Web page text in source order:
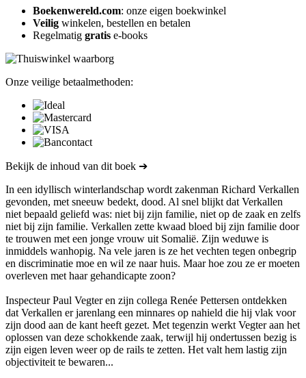
Boekenwereld.com: onze eigen boekwinkel
Veilig winkelen, bestellen en betalen
Regelmatig gratis e-books
Onze veilige betaalmethoden:
Bekijk de inhoud van dit boek ➔
In een idyllisch winterlandschap wordt zakenman Richard Verkallen
gevonden, met sneeuw bedekt, dood. Al snel blijkt dat Verkallen
niet bepaald geliefd was: niet bij zijn familie, niet op de zaak en zelfs
niet bij zijn familie. Verkallen zette kwaad bloed bij zijn familie door
te trouwen met een jonge vrouw uit Somalië. Zijn weduwe is
inmiddels wanhopig. Na vele jaren is ze het vechten tegen onbegrip
en discriminatie moe en wil ze naar huis. Maar hoe zou ze er moeten
overleven met haar gehandicapte zoon?
Inspecteur Paul Vegter en zijn collega Renée Pettersen ontdekken
dat Verkallen er jarenlang een minnares op nahield die hij vlak voor
zijn dood aan de kant heeft gezet. Met tegenzin werkt Vegter aan het
oplossen van deze schokkende zaak, terwijl hij ondertussen bezig is
zijn eigen leven weer op de rails te zetten. Het valt hem lastig zijn
objectiviteit te bewaren...